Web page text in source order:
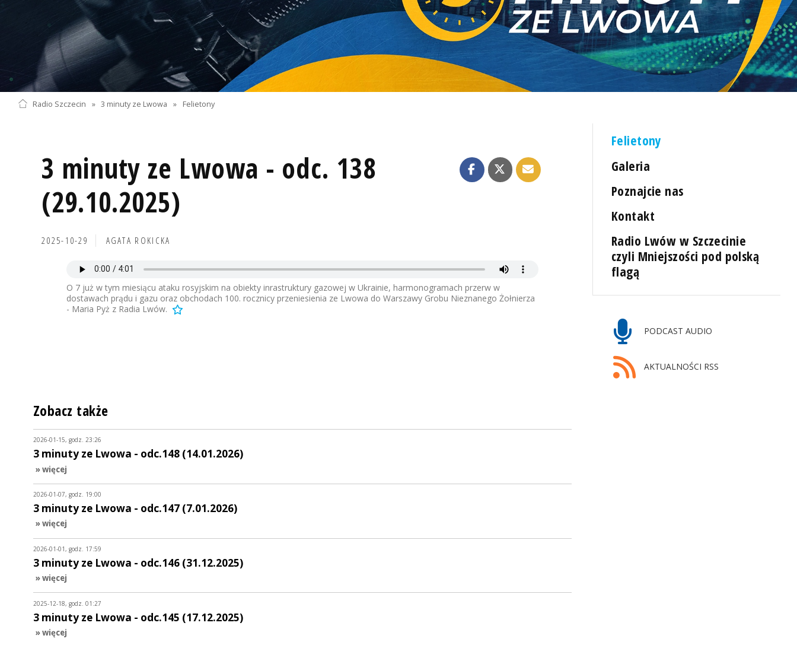
Radio Szczecin » 3 minuty ze Lwowa » Felietony
3 minuty ze Lwowa - odc. 138
(29.10.2025)
2025-10-29 AGATA ROKICKA
O 7 już w tym miesiącu ataku rosyjskim na obiekty inrastruktury gazowej w Ukrainie, harmonogramach przerw w
dostawach prądu i gazu oraz obchodach 100. rocznicy przeniesienia ze Lwowa do Warszawy Grobu Nieznanego Żołnierza
- Maria Pyż z Radia Lwów.
Felietony
Galeria
Poznajcie nas
Kontakt
Radio Lwów w Szczecinie
czyli Mniejszości pod polską
flagą
PODCAST AUDIO
AKTUALNOŚCI RSS
Zobacz także
2026-01-15, godz. 23:26
3 minuty ze Lwowa - odc.148 (14.01.2026)
» więcej
2026-01-07, godz. 19:00
3 minuty ze Lwowa - odc.147 (7.01.2026)
» więcej
2026-01-01, godz. 17:59
3 minuty ze Lwowa - odc.146 (31.12.2025)
» więcej
2025-12-18, godz. 01:27
3 minuty ze Lwowa - odc.145 (17.12.2025)
» więcej